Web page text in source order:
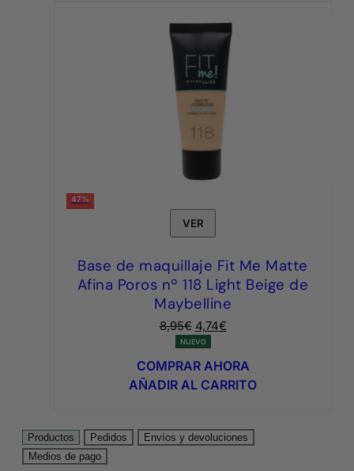
47%
VER
Base de maquillaje Fit Me Matte
Afina Poros nº 118 Light Beige de
Maybelline
8,95€ El
precio
original
era:
8,95€.
4,74€El
actual
es:
4,74€.
NUEVO
COMPRAR AHORA
AÑADIR AL CARRITO
Productos Pedidos
Envíos y devoluciones
Medios de pago